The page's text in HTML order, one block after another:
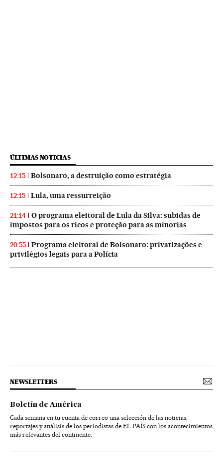
ÚLTIMAS NOTICIAS
12:15 Bolsonaro, a destruição como estratégia
12:15 Lula, uma ressurreição
21:14
O programa eleitoral de Lula da Silva: subidas de
impostos para os ricos e proteção para as minorias
20:55
Programa eleitoral de Bolsonaro: privatizações e
privilégios legais para a Polícia
NEWSLETTERS
Boletín de América
Cada semana en tu cuenta de correo una selección de las noticias,
reportajes y análisis de los periodistas de EL PAÍS con los acontecimientos
más relevantes del continente.